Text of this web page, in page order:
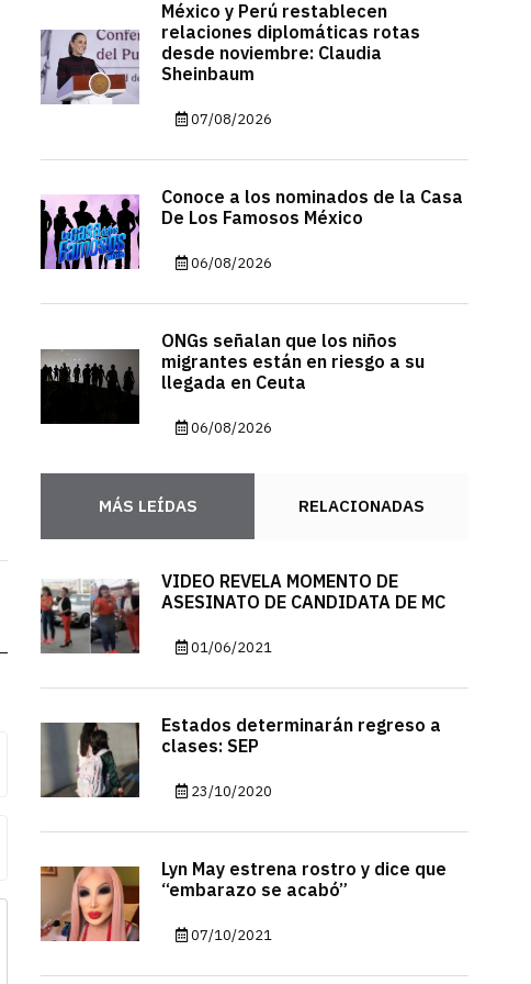
México y Perú restablecen
relaciones diplomáticas rotas
desde noviembre: Claudia
Sheinbaum
07/08/2026
Conoce a los nominados de la Casa
De Los Famosos México
06/08/2026
ONGs señalan que los niños
migrantes están en riesgo a su
llegada en Ceuta
06/08/2026
MÁS LEÍDAS RELACIONADAS
VIDEO REVELA MOMENTO DE
ASESINATO DE CANDIDATA DE MC
01/06/2021
Estados determinarán regreso a
clases: SEP
23/10/2020
Lyn May estrena rostro y dice que
“embarazo se acabó”
07/10/2021